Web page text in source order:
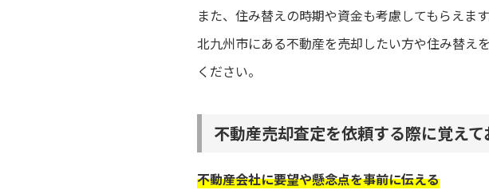
また、住み替えの時期や資金も考慮してもらえます
北九州市にある不動産を売却したい方や住み替え
ください。
不動産売却査定を依頼する際に覚え
不動産会社に要望や懸念点を事前に伝える